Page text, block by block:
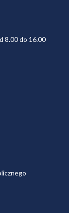
8.00 do 16.00